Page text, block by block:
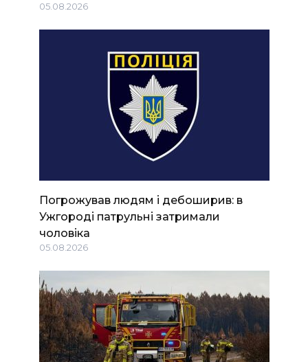
05.08.2026
Погрожував людям і дебоширив: в
Ужгороді патрульні затримали
чоловіка
05.08.2026